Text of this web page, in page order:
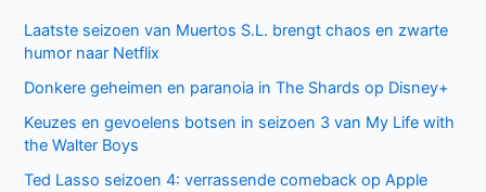
Laatste seizoen van Muertos S.L. brengt chaos en zwarte
humor naar Netflix
Donkere geheimen en paranoia in The Shards op Disney+
Keuzes en gevoelens botsen in seizoen 3 van My Life with
the Walter Boys
Ted Lasso seizoen 4: verrassende comeback op Apple